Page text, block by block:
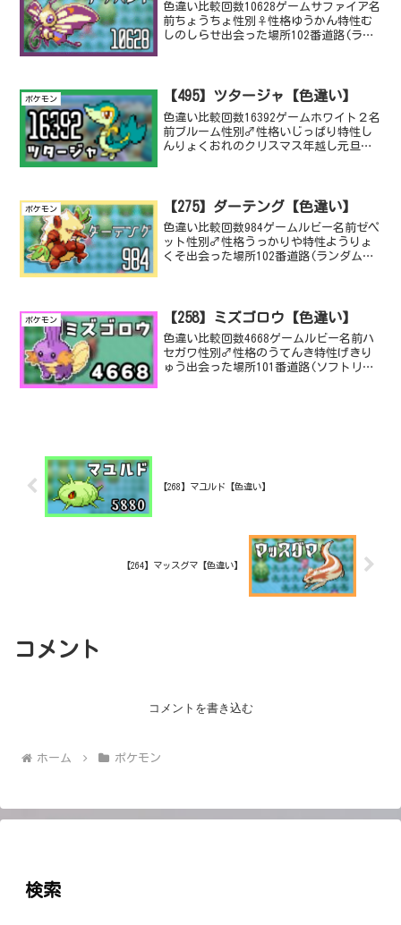
色違い比較回数10628ゲームサファイア名
前ちょうちょ性別♀性格ゆうかん特性む
しのしらせ出会った場所102番道路(ラン
ずんだもちを...
ポケモン 【495】ツタージャ【色違い】
色違い比較回数16392ゲームホワイト２名
前ブルーム性別♂性格いじっぱり特性し
んりょくおれのクリスマス年越し元旦を
ってた甲斐があり...
ポケモン 【275】ダーテング【色違い】
色違い比較回数984ゲームルビー名前ゼペ
ット性別♂性格うっかりや特性ようりょ
くそ出会った場所102番道路(ランダムエ
りピ...
ポケモン 【258】ミズゴロウ【色違い】
色違い比較回数4668ゲームルビー名前ハ
セガワ性別♂性格のうてんき特性げきり
ゅう出会った場所101番道路(ソフトリセ
【268】マユルド【色違い】
【264】マッスグマ【色違い】
コメント
コメントを書き込む
ホーム ポケモン
検索